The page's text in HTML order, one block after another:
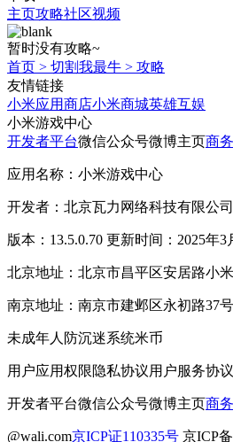
主页攻略社区视频
暂时没有攻略~
首页 > 切割我最牛 > 攻略
友情链接
小米应用商店小米商城英雄互娱
小米游戏中心
开发者平台微信公众号微博主页商
应用名称：小米游戏中心
开发者：北京瓦力网络科技有限公
版本：13.5.0.70 更新时间：2025年3
北京地址：北京市昌平区安居路小
南京地址：南京市建邺区永初路37
未成年人防沉迷系统米币
用户应用权限隐私协议用户服务协议
开发者平台微信公众号微博主页商
@wali.com京ICP证110335号 京ICP